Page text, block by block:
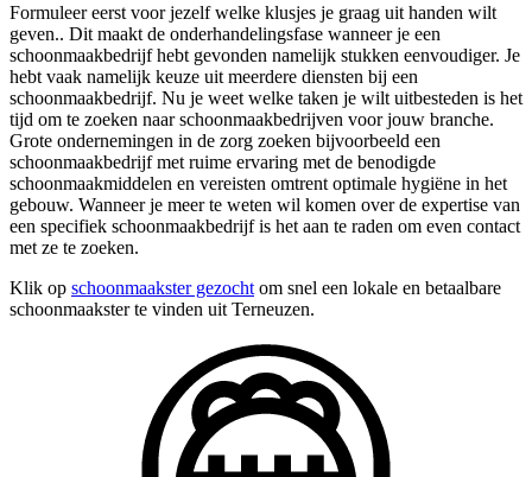
Formuleer eerst voor jezelf welke klusjes je graag uit handen wilt
geven.. Dit maakt de onderhandelingsfase wanneer je een
schoonmaakbedrijf hebt gevonden namelijk stukken eenvoudiger. Je
hebt vaak namelijk keuze uit meerdere diensten bij een
schoonmaakbedrijf. Nu je weet welke taken je wilt uitbesteden is het
tijd om te zoeken naar schoonmaakbedrijven voor jouw branche.
Grote ondernemingen in de zorg zoeken bijvoorbeeld een
schoonmaakbedrijf met ruime ervaring met de benodigde
schoonmaakmiddelen en vereisten omtrent optimale hygiëne in het
gebouw. Wanneer je meer te weten wil komen over de expertise van
een specifiek schoonmaakbedrijf is het aan te raden om even contact
met ze te zoeken.
Klik op schoonmaakster gezocht om snel een lokale en betaalbare
schoonmaakster te vinden uit Terneuzen.